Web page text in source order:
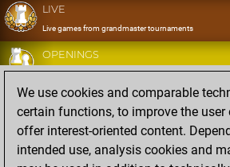
LIVE
Live games from grandmaster tournaments
OPENINGS
Develop and exercise your openings
DATABASE
Eight million strong games
MYGAMES
Store and analyse your own games in the cloud
We use cookies and comparable
certain functions, to improve the user
offer interest-oriented content.
intended use, analysis cookies and